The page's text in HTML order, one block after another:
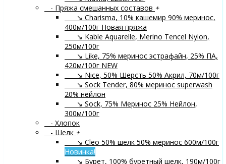
- Пряжа смешанных составов +
↘ Charisma, 10% кашемир 90% меринос,
400м/100г Новая пряжа
↘ Kable Aquarelle, Merino Tencel Nylon,
250м/100г
↘ Like, 75% меринос эстрафайн, 25% ПА,
420м/100г NEW
↘ Nice, 50% Шерсть 50% Акрил, 70м/100г
↘ Sock Tender, 80% меринос superwash
20% нейлон
↘ Sock, 75% Меринос 25% Нейлон,
300м/100г
- Хлопок
- Шелк +
↘ Cleo 50% шелк 50% меринос 600м/100г
Новинка!
↘ Бурет, 100% буретный шелк, 190м/100г